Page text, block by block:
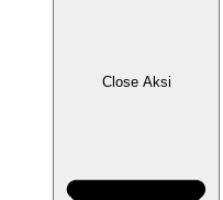
Close Aksi